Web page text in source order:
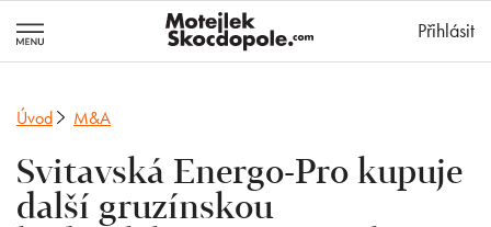
Přihlásit
Úvod M&A
Svitavská Energo-Pro kupuje
další gruzínskou